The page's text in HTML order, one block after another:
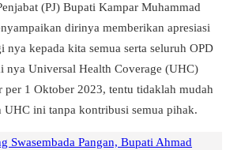
(PJ) Bupati Kampar Muhammad
dirinya memberikan apresiasi
nya kepada kita semua serta seluruh OPD
nya Universal Health Coverage (UHC)
per 1 Oktober 2023, tentu tidaklah mudah
ini tanpa kontribusi semua pihak.
Swasembada Pangan, Bupati Ahmad